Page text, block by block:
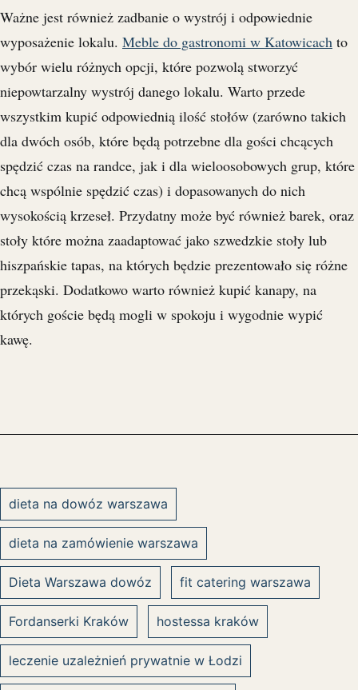
Ważne jest również zadbanie o wystrój i odpowiednie
wyposażenie lokalu. Meble do gastronomi w Katowicach to
wybór wielu różnych opcji, które pozwolą stworzyć
niepowtarzalny wystrój danego lokalu. Warto przede
wszystkim kupić odpowiednią ilość stołów (zarówno takich
dla dwóch osób, które będą potrzebne dla gości chcących
spędzić czas na randce, jak i dla wieloosobowych grup, które
chcą wspólnie spędzić czas) i dopasowanych do nich
wysokością krzeseł. Przydatny może być również barek, oraz
stoły które można zaadaptować jako szwedzkie stoły lub
hiszpańskie tapas, na których będzie prezentowało się różne
przekąski. Dodatkowo warto również kupić kanapy, na
których goście będą mogli w spokoju i wygodnie wypić
kawę.
dieta na dowóz warszawa
dieta na zamówienie warszawa
Dieta Warszawa dowóz fit catering warszawa
Fordanserki Kraków hostessa kraków
leczenie uzależnień prywatnie w Łodzi